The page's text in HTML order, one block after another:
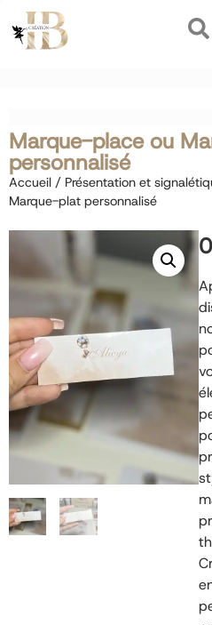
Marque-place ou
personnalisé
Accueil / Présentation et
Marque-plat personnalisé